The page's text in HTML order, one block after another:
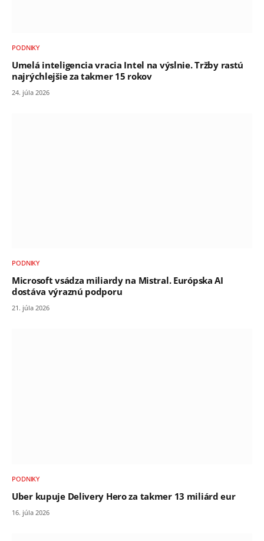
PODNIKY
Umelá inteligencia vracia Intel na výslnie. Tržby rastú
najrýchlejšie za takmer 15 rokov
24. júla 2026
PODNIKY
Microsoft vsádza miliardy na Mistral. Európska AI
dostáva výraznú podporu
21. júla 2026
PODNIKY
Uber kupuje Delivery Hero za takmer 13 miliárd eur
16. júla 2026